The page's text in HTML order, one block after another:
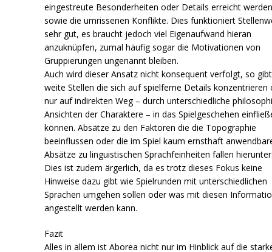
eingestreute Besonderheiten oder Details erreicht
sowie die umrissenen Konflikte. Dies funktioniert
sehr gut, es braucht jedoch viel Eigenaufwand hieran
anzuknüpfen, zumal häufig sogar die Motivationen von
Gruppierungen ungenannt bleiben.
Auch wird dieser Ansatz nicht konsequent verfolgt, so
weite Stellen die sich auf spielferne Details konzentrieren
nur auf indirekten Weg – durch unterschiedliche
Ansichten der Charaktere – in das Spielgeschehen
können. Absätze zu den Faktoren die die Topographie
beeinflussen oder die im Spiel kaum ernsthaft
Absätze zu linguistischen Sprachfeinheiten fallen
Dies ist zudem ärgerlich, da es trotz dieses Fokus keine
Hinweise dazu gibt wie Spielrunden mit unterschiedlichen
Sprachen umgehen sollen oder was mit diesen
angestellt werden kann.
Fazit
Alles in allem ist Aborea nicht nur im Hinblick auf die